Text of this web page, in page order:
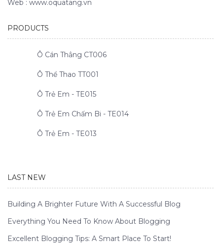
Web : www.oquatang.vn
PRODUCTS
Ô Cán Thẳng CT006
Ô Thể Thao TT001
Ô Trẻ Em - TE015
Ô Trẻ Em Chấm Bi - TE014
Ô Trẻ Em - TE013
LAST NEW
Building A Brighter Future With A Successful Blog
Everything You Need To Know About Blogging
Excellent Blogging Tips: A Smart Place To Start!